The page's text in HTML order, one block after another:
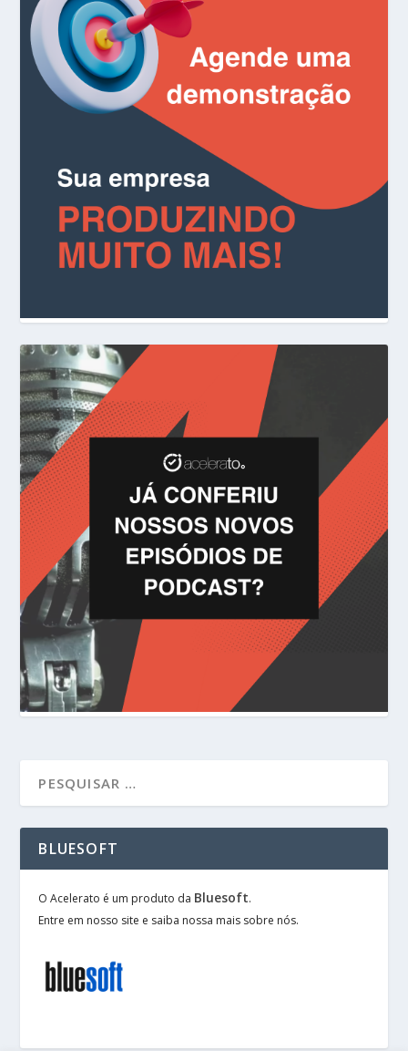
BLUESOFT
O Acelerato é um produto da Bluesoft.
Entre em nosso site e saiba nossa mais sobre nós.